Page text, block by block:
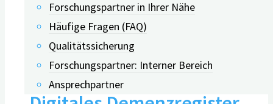
Forschungspartner in Ihrer Nähe
Häufige Fragen (FAQ)
Qualitätssicherung
Forschungspartner: Interner Bereich
Ansprechpartner
von Menschen mit Demenz: